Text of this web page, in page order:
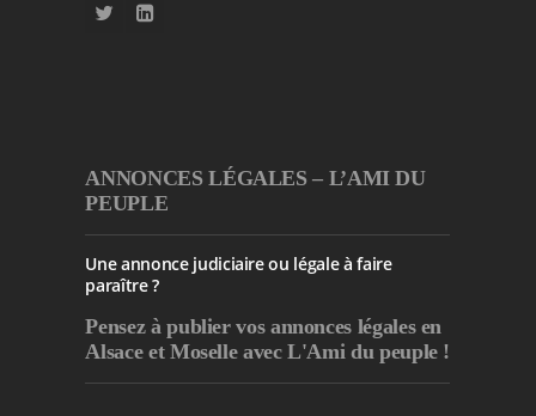
ANNONCES LÉGALES – L’AMI DU
PEUPLE
Une annonce judiciaire ou légale à faire
paraître ?
Pensez à publiervos annonces légales en
Alsace et Moselle avec L'Ami du peuple !